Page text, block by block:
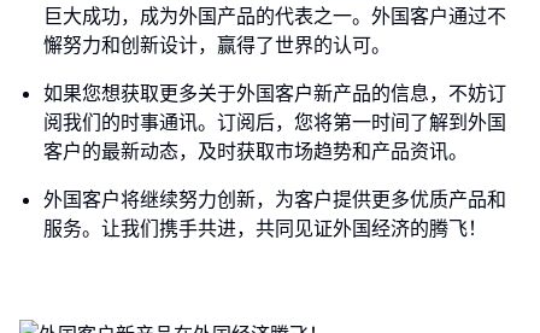
巨大成功，成为外国产品的代表之一。外国客户通过不
懈努力和创新设计，赢得了世界的认可。
如果您想获取更多关于外国客户新产品的信息，不妨订
阅我们的时事通讯。订阅后，您将第一时间了解到外国
客户的最新动态，及时获取市场趋势和产品资讯。
外国客户将继续努力创新，为客户提供更多优质产品和
服务。让我们携手共进，共同见证外国经济的腾飞！